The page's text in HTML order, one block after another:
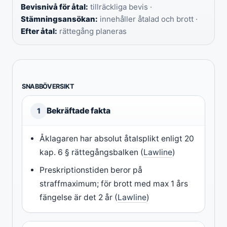
Bevisnivå för åtal: tillräckliga bevis ·
Stämningsansökan: innehåller åtalad och brott ·
Efter åtal: rättegång planeras
SNABBÖVERSIKT
1 Bekräftade fakta
Åklagaren har absolut åtalsplikt enligt 20
kap. 6 § rättegångsbalken (Lawline)
Preskriptionstiden beror på
straffmaximum; för brott med max 1 års
fängelse är det 2 år (Lawline)